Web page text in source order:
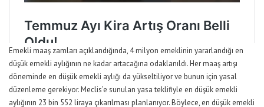
Emekli maaş zamları açıklandığında, 4 milyon emeklinin yararlandığı en
düşük emekli aylığının ne kadar artacağına odaklanıldı. Her maaş artışı
döneminde en düşük emekli aylığı da yükseltiliyor ve bunun için yasal
düzenleme gerekiyor. Meclis’e sunulan yasa teklifiyle en düşük emekli
aylığının 23 bin 552 liraya çıkarılması planlanıyor.Böylece, en düşük emekli